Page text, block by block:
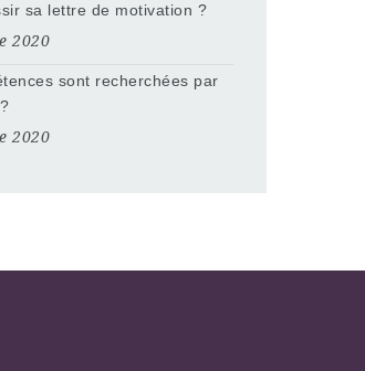
sa lettre de motivation ?
2020
sont recherchées par
2020